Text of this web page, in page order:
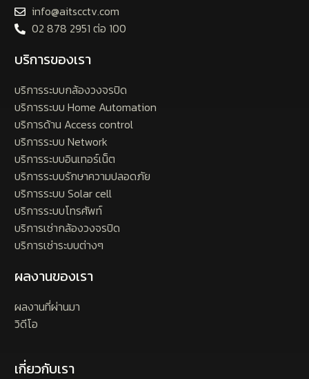
info@aitscctv.com
02 878 2951 ต่อ 100
บริการของเรา
บริการระบบกล้องวงจรปิด
บริการระบบ Home Automation
บริการด้าน Access control
บริการระบบ Network
บริการระบบอินเทอร์เน็ต
บริการระบบรักษาความปลอดภัย
บริการระบบ Solar cell
บริการระบบโทรศัพท์
บริการเช่ากล้องวงจรปิด
บริการเช่าระบบต่างๆ
ผลงานของเรา
ผลงานที่ผ่านมา
วิดีโอ
เกี่ยวกับเรา